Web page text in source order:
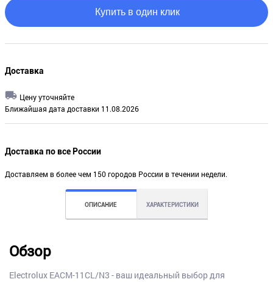
Купить в один клик
Доставка
Цену уточняйте
Ближайшая дата доставки 11.08.2026
Доставка по все России
Доставляем в более чем 150 городов России в течении недели.
ОПИСАНИЕ ХАРАКТЕРИСТИКИ
Обзор
Electrolux EACM-11CL/N3 - ваш идеальный выбор для